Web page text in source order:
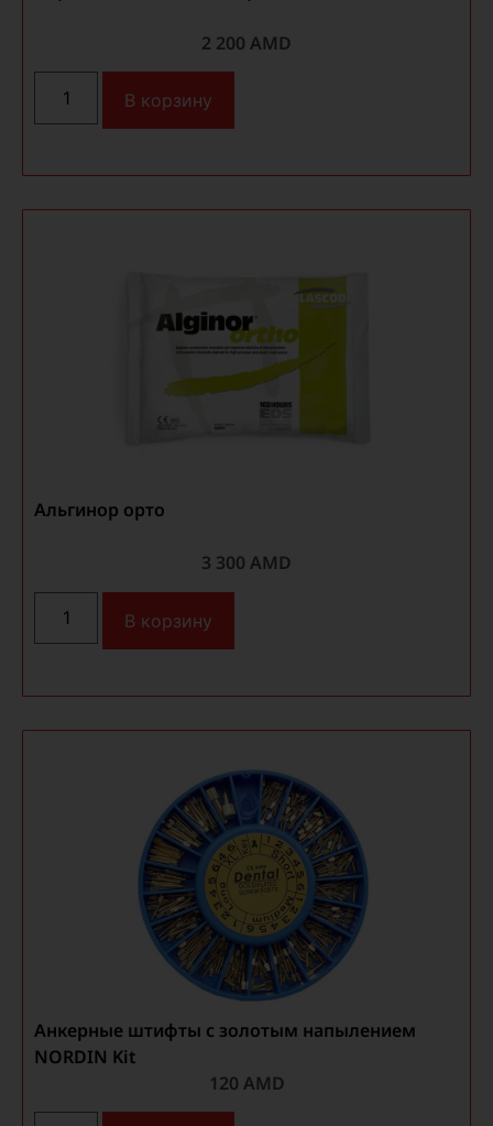
2 200 AMD
В корзину
Альгинор орто
3 300 AMD
В корзину
Анкерные штифты с золотым напылением
NORDIN Kit
120 AMD